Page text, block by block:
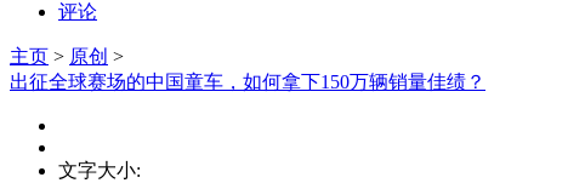
评论
主页 > 原创 >
出征全球赛场的中国童车，如何拿下150万辆销量佳绩？
文字大小: